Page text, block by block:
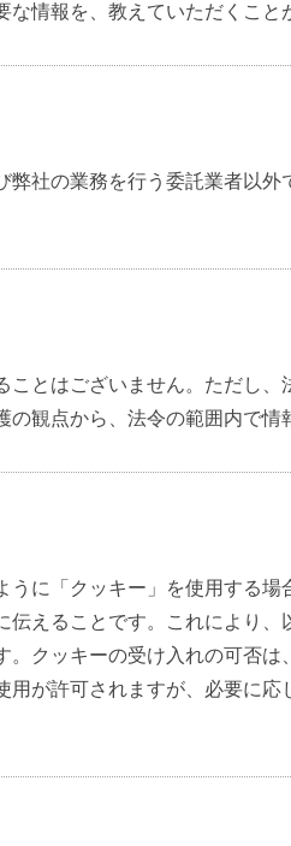
情報を、教えていただくこと
社の業務を行う委託業者以
とはございません。ただし
観点から、法令の範囲内で情
に「クッキー」を使用する
えることです。これにより
クッキーの受け入れの可否
が許可されますが、必要に